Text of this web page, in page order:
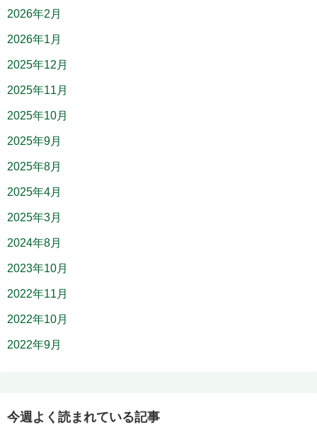
2026年2月
2026年1月
2025年12月
2025年11月
2025年10月
2025年9月
2025年8月
2025年4月
2025年3月
2024年8月
2023年10月
2022年11月
2022年10月
2022年9月
今週よく読まれている記事